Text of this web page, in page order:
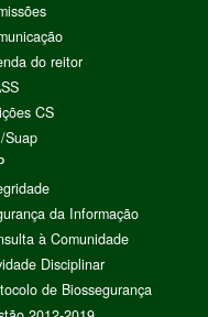
do reitor
CS
Suap
da Informação
à Comunidade
Disciplinar
de Biossegurança